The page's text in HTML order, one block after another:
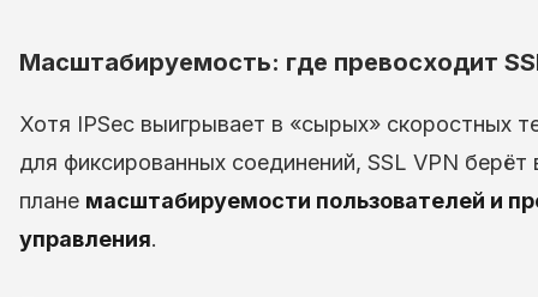
Масштабируемость: где превосходит
Хотя IPSec выигрывает в «сырых» скоростных
для фиксированных соединений, SSL VPN берёт
плане масштабируемости пользователей и
управления.